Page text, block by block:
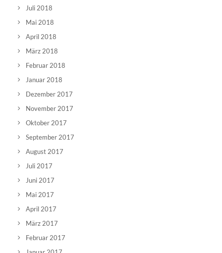
Juli 2018
Mai 2018
April 2018
März 2018
Februar 2018
Januar 2018
Dezember 2017
November 2017
Oktober 2017
September 2017
August 2017
Juli 2017
Juni 2017
Mai 2017
April 2017
März 2017
Februar 2017